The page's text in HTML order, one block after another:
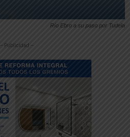
Río Ebro a su paso por Tudela
-- Publicidad --